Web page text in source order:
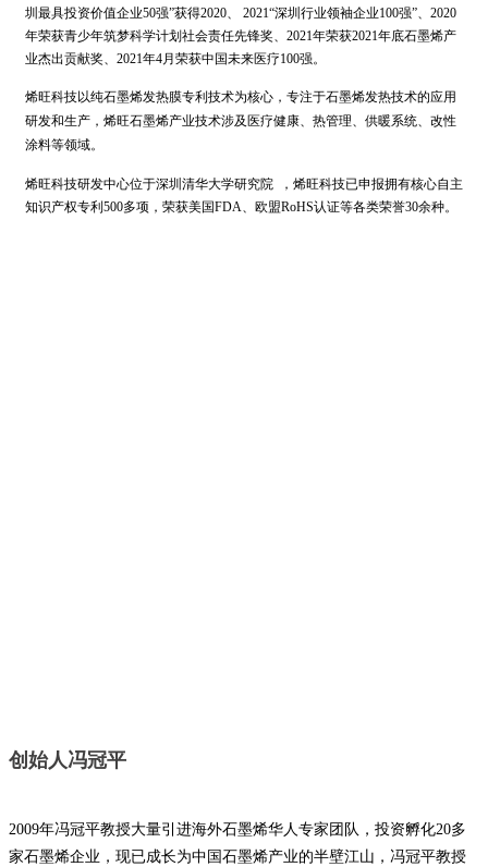
圳最具投资价值企业50强”获得2020、 2021“深圳行业领袖企业100强”、 2020
年荣获青少年筑梦科学计划社会责任先锋奖、 2021年荣获2021年底石墨烯产
业杰出贡献奖、 2021年4月荣获中国未来医疗100强。
烯旺科技以纯石墨烯发热膜专利技术为核心，专注于石墨烯发热技术的应用
研发和生产， 烯旺石墨烯产业技术涉及医疗健康、热管理、供暖系统、改性
涂料等领域。
烯旺科技研发中心位于深圳清华大学研究院 ，烯旺科技已申报拥有核心自主
知识产权专利500多项，荣获美国FDA、欧盟RoHS认证等各类荣誉30余种。
创始人冯冠平
2009年冯冠平教授大量引进海外石墨烯华人专家团队，投资孵化20多
家石墨烯企业，现已成长为中国石墨烯产业的半壁江山，冯冠平教授